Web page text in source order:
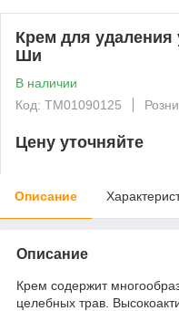
Крем для
Ши
В наличии
Код: ТМ01090125
Цену уточняйте
Описание
Описание
Крем содержит
целебных трав.